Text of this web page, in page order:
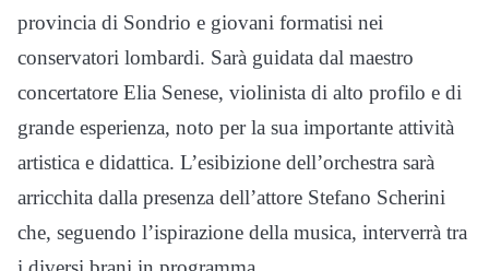
provincia di Sondrio e giovani formatisi nei
conservatori lombardi. Sarà guidata dal maestro
concertatore Elia Senese, violinista di alto profilo e di
grande esperienza, noto per la sua importante attività
artistica e didattica. L’esibizione dell’orchestra sarà
arricchita dalla presenza dell’attore Stefano Scherini
che, seguendo l’ispirazione della musica, interverrà tra